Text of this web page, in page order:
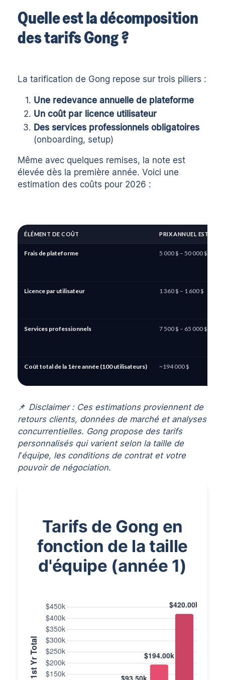
Quelle est la décomposition
des tarifs Gong ?
La tarification de Gong repose sur trois piliers :
Une redevance annuelle de plateforme
Un coût par licence utilisateur
Des services professionnels obligatoires
(onboarding, setup)
Même avec quelques remises, la note est
élevée dès la première année. Voici une
estimation des coûts pour 2026 :
ÉLÉMENT DE COÛT PRIX ANNUEL ESTIMÉ
Frais de plateforme 5 000 $ – 50 000 $
Licence par utilisateur 1 360 $ – 1 600 $
Services professionnels 7 500 $ – 65 000 $+
Coût total de la 1ère année (100 utilisateurs) ~194 000 $
📌 Disclaimer : Ces estimations proviennent de
retours clients, données de marché et analyses
concurrentielles. Gong propose des tarifs
personnalisés qui varient selon la taille de
l’équipe, les conditions de contrat et votre
pouvoir de négociation.
Tarifs de Gong en
fonction de la taille
d'équipe (année 1)